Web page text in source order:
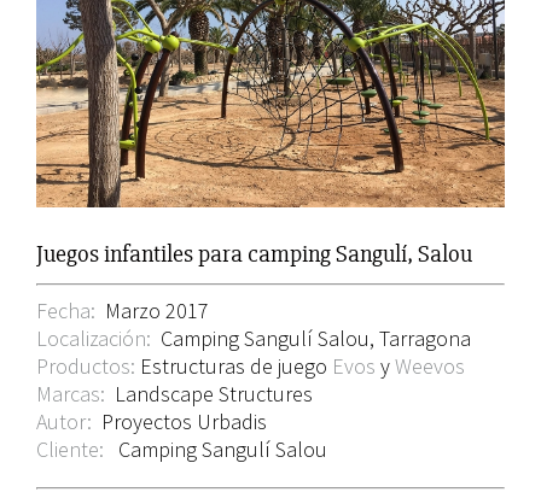
grande
Juegos infantiles para camping Sangulí, Salou
Fecha: Marzo 2017
Localización: Camping Sangulí Salou, Tarragona
Productos: Estructuras de juego Evos yWeevos
Marcas: Landscape Structures
Autor: Proyectos Urbadis
Cliente: Camping Sangulí Salou